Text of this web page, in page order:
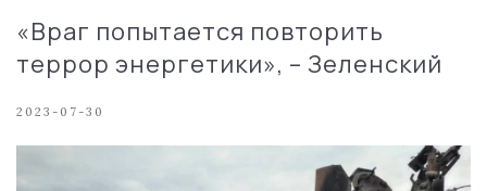
«Враг попытается повторить
террор энергетики», – Зеленский
2023-07-30